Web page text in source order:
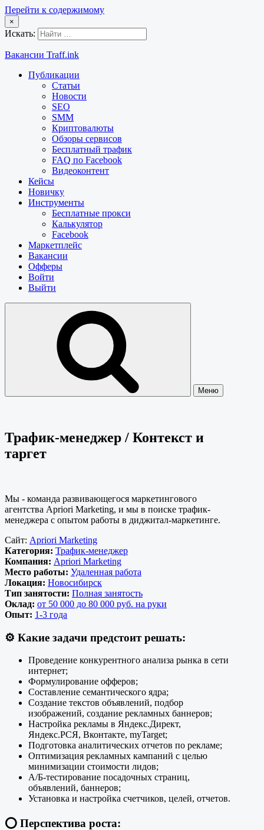
Перейти к содержимому
×
Искать:
Вакансии Traff.ink
Публикации
Статьи
Новости
SEO
SMM
Криптовалюты
Обзоры сервисов
Бесплатный трафик
FAQ по Facebook
Видеоконтент
Кейсы
Новичку
Инструменты
Бесплатные прокси
Калькулятор
Facebook
Маркетплейс
Вакансии
Офферы
Войти
Выйти
Меню
Трафик-менеджер / Контекст и
таргет
Мы - команда развивающегося маркетингового
агентства Apriori Marketing, и мы в поиске трафик-
менеджера с опытом работы в диджитал-маркетинге.
Сайт: Apriori Marketing
Категория: Трафик-менеджер
Компания: Apriori Marketing
Место работы: Удаленная работа
Локация: Новосибирск
Тип занятости: Полная занятость
Оклад: от 50 000 до 80 000 руб. на руки
Опыт: 1-3 года
⚙️ Какие задачи предстоит решать:
Проведение конкурентного анализа рынка в сети
интернет;
Формулирование офферов;
Составление семантического ядра;
Создание текстов объявлений, подбор
изображений, создание рекламных баннеров;
Настройка рекламы в Яндекс.Директ,
Яндекс.РСЯ, Вконтакте, myTarget;
Подготовка аналитических отчетов по рекламе;
Оптимизация рекламных кампаний с целью
минимизации стоимости лидов;
А/Б-тестирование посадочных страниц,
объявлений, баннеров;
Установка и настройка счетчиков, целей, отчетов.
⭕️ Перспектива роста: